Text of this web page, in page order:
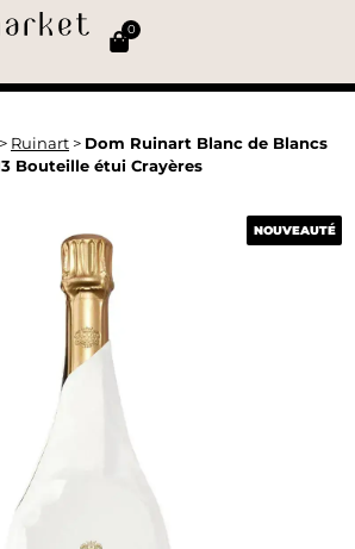
0
> Ruinart > Dom Ruinart Blanc de Blancs
Bouteille étui Crayères
NOUVEAUTÉ